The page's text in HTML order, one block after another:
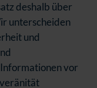
deshalb über
unterscheiden
und
vor